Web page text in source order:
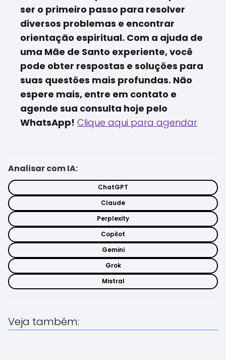
ser o primeiro passo para resolver
diversos problemas e encontrar
orientação espiritual. Com a ajuda de
uma Mãe de Santo experiente, você
pode obter respostas e soluções para
suas questões mais profundas. Não
espere mais, entre em contato e
agende sua consulta hoje pelo
WhatsApp! Clique aqui para agendar
Analisar com IA:
ChatGPT
Claude
Perplexity
Copilot
Gemini
Grok
Mistral
Veja também: